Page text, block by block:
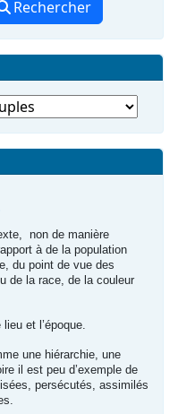
Rechercher
non de manière
à de la population
du point de vue des
de la race, de la couleur
et l’époque.
une hiérarchie, une
il est peu d’exemple de
persécutés, assimilés